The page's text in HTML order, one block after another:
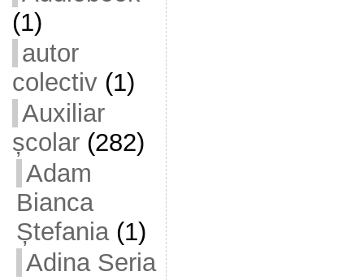
(1)
autor
colectiv(1)
Auxiliar
școlar(282)
Adam
Bianca
Ștefania(1)
Adina Seria